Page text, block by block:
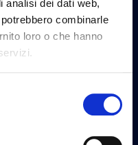
analisi dei dati web,
combinarle
loro o che hanno